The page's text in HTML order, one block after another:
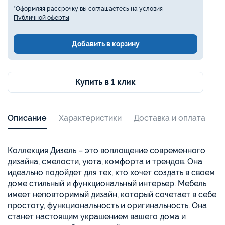
*Оформляя рассрочку вы соглашаетесь на условия
Публичной оферты
Добавить в корзину
Купить в 1 клик
Описание Характеристики Доставка и оплата
Коллекция Дизель – это воплощение современного
дизайна, смелости, уюта, комфорта и трендов. Она
идеально подойдет для тех, кто хочет создать в своем
доме стильный и функциональный интерьер. Мебель
имеет неповторимый дизайн, который сочетает в себе
простоту, функциональность и оригинальность. Она
станет настоящим украшением вашего дома и